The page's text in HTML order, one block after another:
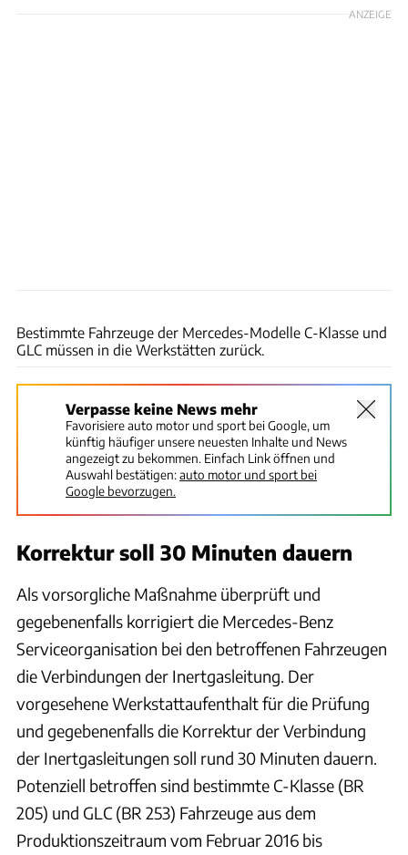
ANZEIGE
Bestimmte Fahrzeuge der Mercedes-Modelle C-Klasse und
GLC müssen in die Werkstätten zurück.
Verpasse keine News mehr
Favorisiere auto motor und sport bei Google, um
künftig häufiger unsere neuesten Inhalte und News
angezeigt zu bekommen. Einfach Link öffnen und
Auswahl bestätigen:auto motor und sport bei
Google bevorzugen.
Korrektur soll 30 Minuten dauern
Als vorsorgliche Maßnahme überprüft und
gegebenenfalls korrigiert die Mercedes-Benz
Serviceorganisation bei den betroffenen Fahrzeugen
die Verbindungen der Inertgasleitung. Der
vorgesehene Werkstattaufenthalt für die Prüfung
und gegebenenfalls die Korrektur der Verbindung
der Inertgasleitungen soll rund 30 Minuten dauern.
Potenziell betroffen sind bestimmte C-Klasse (BR
205) und GLC (BR 253) Fahrzeuge aus dem
Produktionszeitraum vom Februar 2016 bis